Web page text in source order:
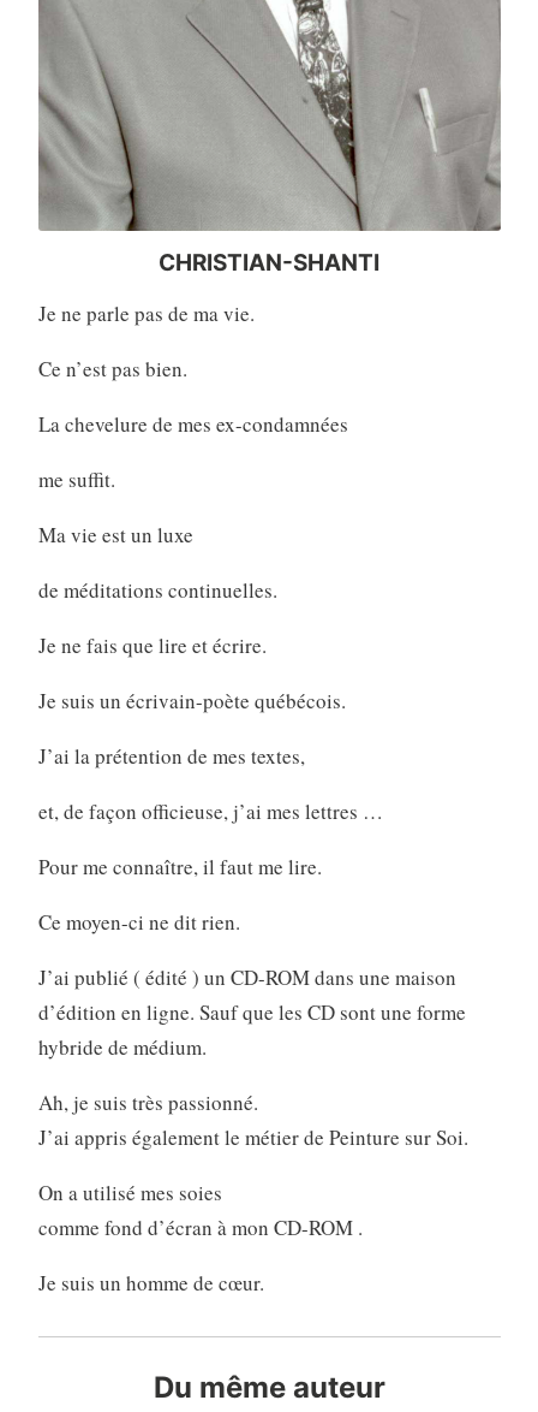
CHRISTIAN-SHANTI
Je ne parle pas de ma vie.
Ce n’est pas bien.
La chevelure de mes ex-condamnées
me suffit.
Ma vie est un luxe
de méditations continuelles.
Je ne fais que lire et écrire.
Je suis un écrivain-poète québécois.
J’ai la prétention de mes textes,
et, de façon officieuse, j’ai mes lettres …
Pour me connaître, il faut me lire.
Ce moyen-ci ne dit rien.
J’ai publié ( édité ) un CD-ROM dans une maison
d’édition en ligne. Sauf que les CD sont une forme
hybride de médium.
Ah, je suis très passionné.
J’ai appris également le métier de Peinture sur Soi.
On a utilisé mes soies
comme fond d’écran à mon CD-ROM .
Je suis un homme de cœur.
Du même auteur